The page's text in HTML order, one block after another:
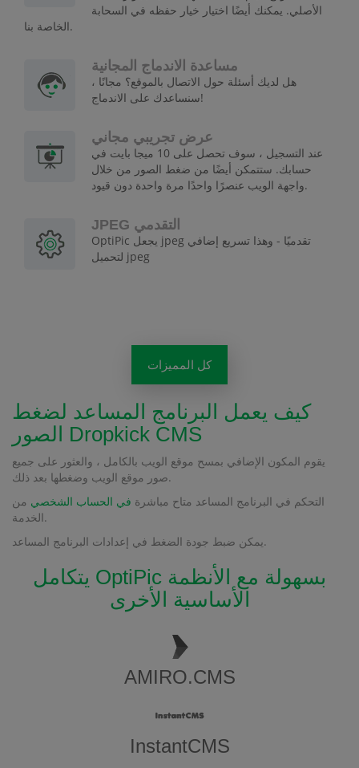
الأصلي. يمكنك أيضًا اختيار خيار حفظه في السحابة
الخاصة بنا.
مساعدة الاندماج المجانية
هل لديك أسئلة حول الاتصال بالموقع؟ مجانًا ،
سنساعدك على الاندماج!
عرض تجريبي مجاني
عند التسجيل ، سوف تحصل على 10 ميجا بايت في
حسابك. ستتمكن أيضًا من ضغط الصور من خلال
واجهة الويب عنصرًا واحدًا مرة واحدة دون قيود.
JPEG التقدمي
OptiPic يجعل jpeg تقدميًا - وهذا تسريع إضافي
لتحميل jpeg
كل المميزات
كيف يعمل البرنامج المساعد لضغط
الصور Dropkick CMS
يقوم المكون الإضافي بمسح موقع الويب بالكامل ، والعثور على جميع
صور موقع الويب وضغطها بعد ذلك.
التحكم في البرنامج المساعد متاح مباشرة في الحساب الشخصي من
الخدمة.
يمكن ضبط جودة الضغط في إعدادات البرنامج المساعد.
يتكامل OptiPic بسهولة مع الأنظمة
الأساسية الأخرى
AMIRO.CMS
InstantCMS